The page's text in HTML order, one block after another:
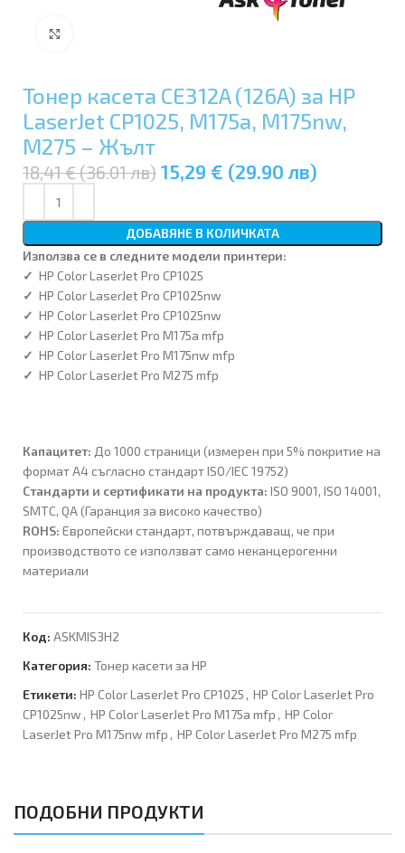
Тонер касета CE312A (126A) за HP
LaserJet CP1025, M175a, M175nw,
M275 – Жълт
18,41 € (36.01 лв) 15,29 € (29.90 лв)
ДОБАВЯНЕ В КОЛИЧКАТА
Използва се в следните модeли принтери:
✓ HP Color LaserJet Pro CP1025
✓ HP Color LaserJet Pro CP1025nw
✓ HP Color LaserJet Pro CP1025nw
✓ HP Color LaserJet Pro M175a mfp
✓ HP Color LaserJet Pro M175nw mfp
✓ HP Color LaserJet Pro M275 mfp
Капацитет: До 1000 страници (измерен при 5% покритие на
формат A4 съгласно стандарт ISO/IEC 19752)
Стандарти и сертификати на продукта: ISO 9001, ISO 14001,
SMTC, QA (Гаранция за високо качество)
ROHS: Европейски стандарт, потвърждаващ, че при
производството се използват само неканцерогенни
материали
Код: ASKMIS3H2
Категория: Тонер касети за HP
Етикети: HP Color LaserJet Pro CP1025 , HP Color LaserJet Pro
CP1025nw , HP Color LaserJet Pro M175a mfp , HP Color
LaserJet Pro M175nw mfp , HP Color LaserJet Pro M275 mfp
ПОДОБНИ ПРОДУКТИ